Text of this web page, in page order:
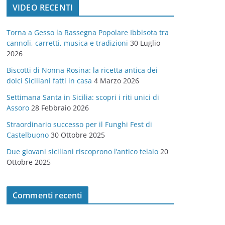
o
r
e
VIDEO RECENTI
Torna a Gesso la Rassegna Popolare Ibbisota tra
cannoli, carretti, musica e tradizioni 30 Luglio
2026
Biscotti di Nonna Rosina: la ricetta antica dei
dolci Siciliani fatti in casa 4 Marzo 2026
Settimana Santa in Sicilia: scopri i riti unici di
Assoro 28 Febbraio 2026
Straordinario successo per il Funghi Fest di
Castelbuono 30 Ottobre 2025
Due giovani siciliani riscoprono l’antico telaio 20
Ottobre 2025
Commenti recenti